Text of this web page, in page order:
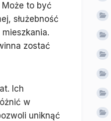
Może to być
służebność
zostać
Ich
w
uniknąć